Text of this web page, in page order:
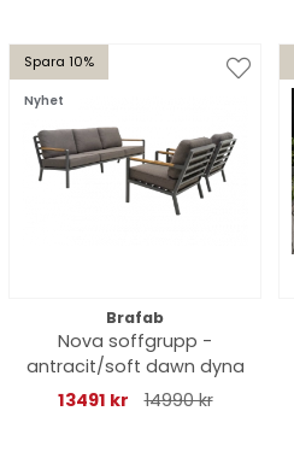
Spara 10%
Nyhet
Brafab
Nova soffgrupp -
antracit/soft dawn dyna
13491 kr
14990 kr